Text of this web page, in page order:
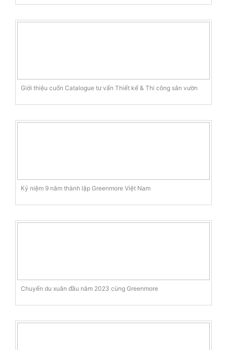
Giới thiệu cuốn Catalogue tư vấn Thiết kế & Thi công sân vườn
Kỷ niệm 9 năm thành lập Greenmore Việt Nam
Chuyến du xuân đầu năm 2023 cùng Greenmore